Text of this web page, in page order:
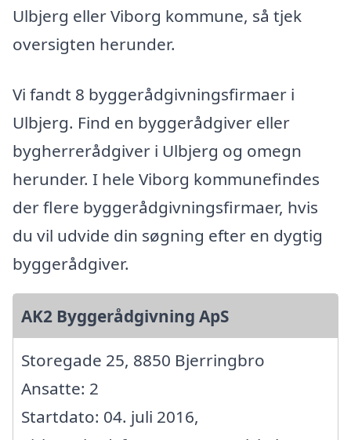
Ulbjerg eller Viborg kommune, så tjek
oversigten herunder.
Vi fandt 8 byggerådgivningsfirmaer i
Ulbjerg. Find en byggerådgiver eller
bygherrerådgiver i Ulbjerg og omegn
herunder. I hele Viborg kommunefindes
der flere byggerådgivningsfirmaer, hvis
du vil udvide din søgning efter en dygtig
byggerådgiver.
AK2 Byggerådgivning ApS
Storegade 25, 8850 Bjerringbro
Ansatte: 2
Startdato: 04. juli 2016,